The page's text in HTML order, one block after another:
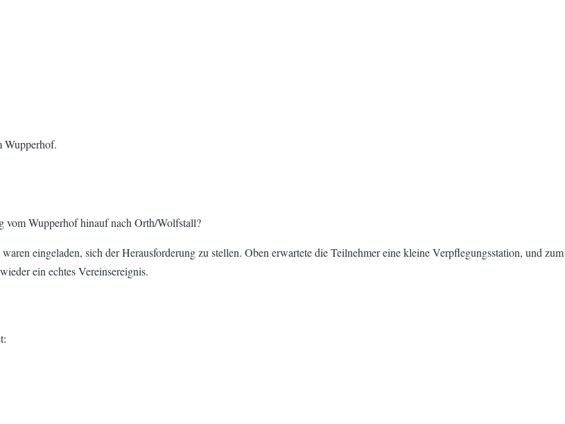
Wupperhof.
vom Wupperhof hinauf nach Orth/Wolfstall?
eingeladen, sich der Herausforderung zu stellen. Oben erwartete die Teilnehmer eine kleine Verpflegungsstation, und zum
ein echtes Vereinsereignis.